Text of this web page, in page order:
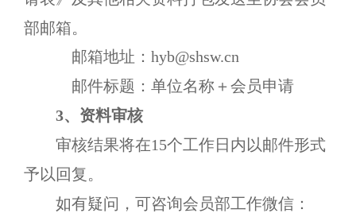
部邮箱。
邮箱地址： hyb@shsw.cn
邮件标题：单位名称＋会员申请
3、资料审核
审核结果将在15个工作日内 以邮件形式
予以 回复。
如有疑问，可咨询会员部工作微信：